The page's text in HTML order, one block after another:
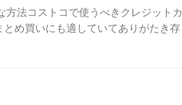
法コストコで使うべきクレジットカ
め買いにも適していてありがたき存